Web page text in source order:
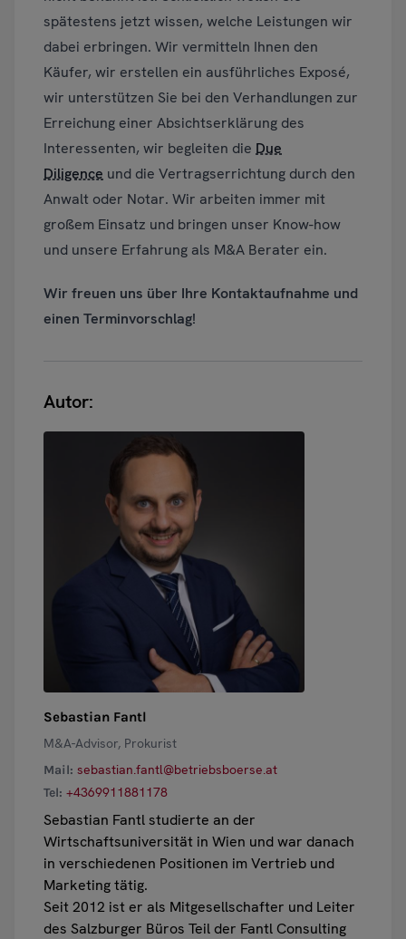
spätestens jetzt wissen, welche Leistungen wir
dabei erbringen. Wir vermitteln Ihnen den
Käufer, wir erstellen ein ausführliches Exposé,
wir unterstützen Sie bei den Verhandlungen zur
Erreichung einer Absichtserklärung des
Interessenten, wir begleiten die Due
Diligence und die Vertragserrichtung durch den
Anwalt oder Notar. Wir arbeiten immer mit
großem Einsatz und bringen unser Know-how
und unsere Erfahrung als M&A Berater ein.
Wir freuen uns über Ihre Kontaktaufnahme und
einen Terminvorschlag!
Autor:
Sebastian Fantl
M&A-Advisor, Prokurist
Mail: sebastian.fantl@betriebsboerse.at
Tel: +4369911881178
Sebastian Fantl studierte an der
Wirtschaftsuniversität in Wien und war danach
in verschiedenen Positionen im Vertrieb und
Marketing tätig.
Seit 2012 ist er als Mitgesellschafter und Leiter
des Salzburger Büros Teil der Fantl Consulting